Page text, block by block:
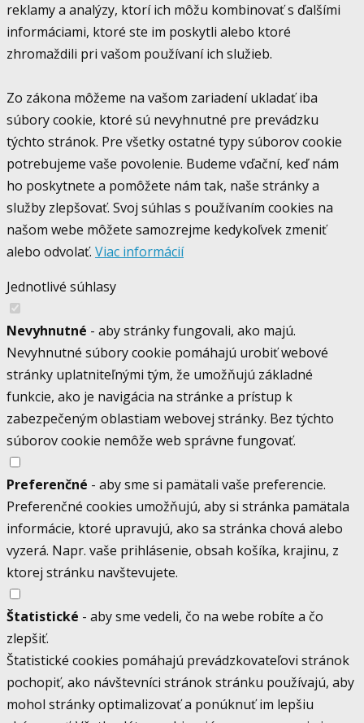
reklamy a analýzy, ktorí ich môžu kombinovať s ďalšími
informáciami, ktoré ste im poskytli alebo ktoré
zhromaždili pri vašom používaní ich služieb.
Zo zákona môžeme na vašom zariadení ukladať iba
súbory cookie, ktoré sú nevyhnutné pre prevádzku
týchto stránok. Pre všetky ostatné typy súborov cookie
potrebujeme vaše povolenie. Budeme vďační, keď nám
ho poskytnete a pomôžete nám tak, naše stránky a
služby zlepšovať. Svoj súhlas s používaním cookies na
našom webe môžete samozrejme kedykoľvek zmeniť
alebo odvolať. Viac informácií
Jednotlivé súhlasy
Nevyhnutné - aby stránky fungovali, ako majú.
Nevyhnutné súbory cookie pomáhajú urobiť webové
stránky uplatniteľnými tým, že umožňujú základné
funkcie, ako je navigácia na stránke a prístup k
zabezpečeným oblastiam webovej stránky. Bez týchto
súborov cookie nemôže web správne fungovať.
Preferenčné - aby sme si pamätali vaše preferencie.
Preferenčné cookies umožňujú, aby si stránka pamätala
informácie, ktoré upravujú, ako sa stránka chová alebo
vyzerá. Napr. vaše prihlásenie, obsah košíka, krajinu, z
ktorej stránku navštevujete.
Štatistické - aby sme vedeli, čo na webe robíte a čo
zlepšiť.
Štatistické cookies pomáhajú prevádzkovateľovi stránok
pochopiť, ako návštevníci stránok stránku používajú, aby
mohol stránky optimalizovať a ponúknuť im lepšiu